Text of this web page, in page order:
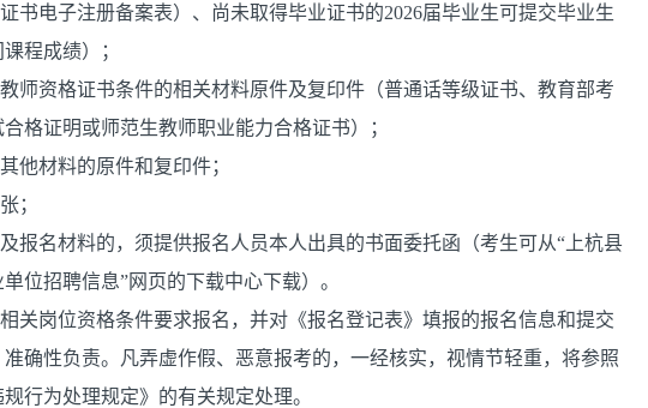
书电子注册备案表）、尚未取得毕业证书的2026届毕业生可提交毕业生
程成绩）；
师资格证书条件的相关材料原件及复印件（普通话等级证书、教育部考
格证明或师范生教师职业能力合格证书）；
他材料的原件和复印件；
；
报名材料的，须提供报名人员本人出具的书面委托函（考生可从“上杭县
位招聘信息”网页的下载中心下载）。
关岗位资格条件要求报名，并对《报名登记表》填报的报名信息和提交
确性负责。凡弄虚作假、恶意报考的，一经核实，视情节轻重，将参照
行为处理规定》的有关规定处理。